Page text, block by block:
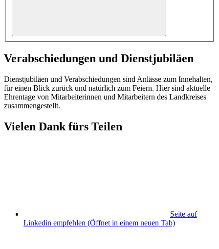
Verabschiedungen und Dienstjubiläen
Dienstjubiläen und Verabschiedungen sind Anlässe zum Innehalten,
für einen Blick zurück und natürlich zum Feiern. Hier sind aktuelle
Ehrentage von Mitarbeiterinnen und Mitarbeitern des Landkreises
zusammengestellt.
Vielen Dank fürs Teilen
Seite auf
Linkedin empfehlen (Öffnet in einem neuen Tab)